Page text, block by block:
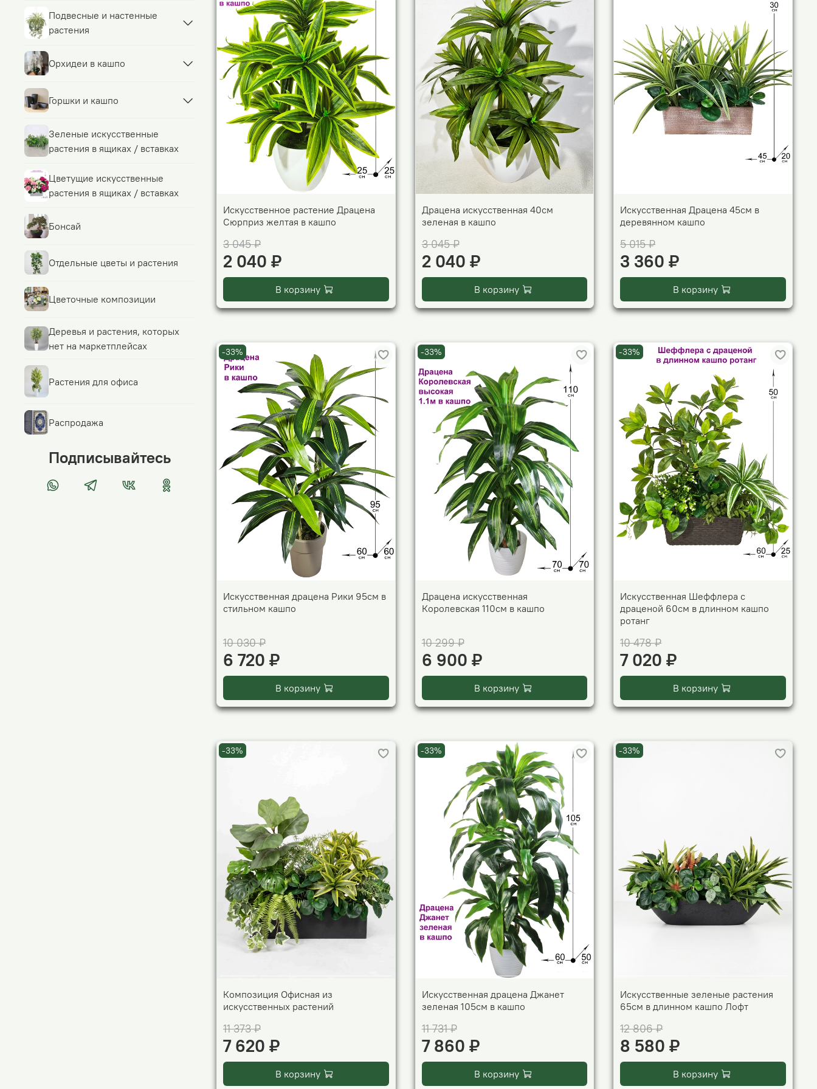
Искусственное растение Драцена
Сюрприз желтая в кашпо
3 045 ₽
2 040 ₽
В корзину
Драцена искусственная 40см
зеленая в кашпо
3 045 ₽
2 040 ₽
В корзину
Искусственная Драцена 45см в
деревянном кашпо
5 015 ₽
3 360 ₽
В корзину
-33%
Искусственная драцена Рики 95см в
стильном кашпо
10 030 ₽
6 720 ₽
В корзину
-33%
Драцена искусственная
Королевская 110см в кашпо
10 299 ₽
6 900 ₽
В корзину
-33%
Искусственная Шеффлера с
драценой 60см в длинном кашпо
ротанг
10 478 ₽
7 020 ₽
В корзину
-33%
Композиция Офисная из
искусственных растений
11 373 ₽
7 620 ₽
В корзину
-33%
Искусственная драцена Джанет
зеленая 105см в кашпо
11 731 ₽
7 860 ₽
В корзину
-33%
Искусственные зеленые растения
65см в длинном кашпо Лофт
12 806 ₽
8 580 ₽
В корзину
Подвесные и настенные
растения
Орхидеи в кашпо
Горшки и кашпо
Зеленые искусственные
растения в ящиках / вставках
Цветущие искусственные
растения в ящиках / вставках
Бонсай
Отдельные цветы и растения
Цветочные композиции
Деревья и растения, которых
нет на маркетплейсах
Растения для офиса
Распродажа
Подписывайтесь